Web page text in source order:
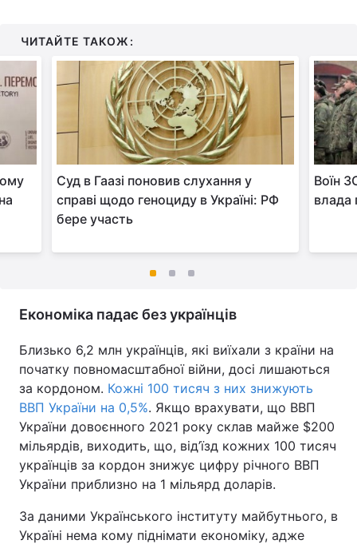
ЧИТАЙТЕ ТАКОЖ:
Суд в Гаазі поновив слухання у
справі щодо геноциду в Україні: РФ
бере участь
Воїн
влада
Економіка падає без українців
Близько 6,2 млн українців, які виїхали з країни на
початку повномасштабної війни, досі лишаються
за кордоном. Кожні 100 тисяч з них знижують
ВВП України на 0,5%. Якщо врахувати, що ВВП
України довоєнного 2021 року склав майже $200
мільярдів, виходить, що, від’їзд кожних 100 тисяч
українців за кордон знижує цифру річного ВВП
України приблизно на 1 мільярд доларів.
За даними Українського інституту майбутнього, в
Україні нема кому піднімати економіку, адже